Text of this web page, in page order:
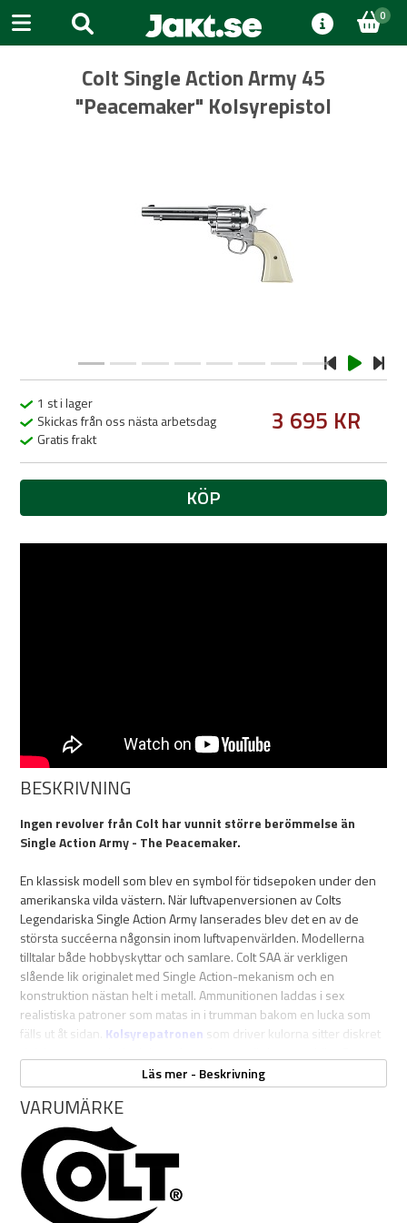
0
Colt Single Action Army 45
"Peacemaker" Kolsyrepistol
1 st i lager
Skickas från oss nästa arbetsdag
Gratis frakt
3 695 KR
KÖP
BESKRIVNING
Ingen revolver från Colt har vunnit större berömmelse än
Single Action Army - The Peacemaker.
En klassisk modell som blev en symbol för tidsepoken under den
amerikanska vilda västern. När luftvapenversionen av Colts
Legendariska Single Action Army lanserades blev det en av de
största succéerna någonsin inom luftvapenvärlden. Modellerna
tilltalar både hobbyskyttar och samlare. Colt SAA är verkligen
slående lik originalet med Single Action-mekanism och en
konstruktion nästan helt i metall. Ammunitionen laddas i sex
realistiska patroner som matas in i trumman bakom en lucka som
fälls ut åt sidan. Kolsyrepatronen som driver kulorna sitter diskret
version har en räfflad pipa avsedd fördiaboler
recisionen blir bättre, och då ammunitionen är gjord av bly blir
risken för rikoschetter mindre.
Ett stort utbud av ammunition hittar du
av diaboltyp du ska köpa.
Läs mer - Beskrivning
VARUMÄRKE